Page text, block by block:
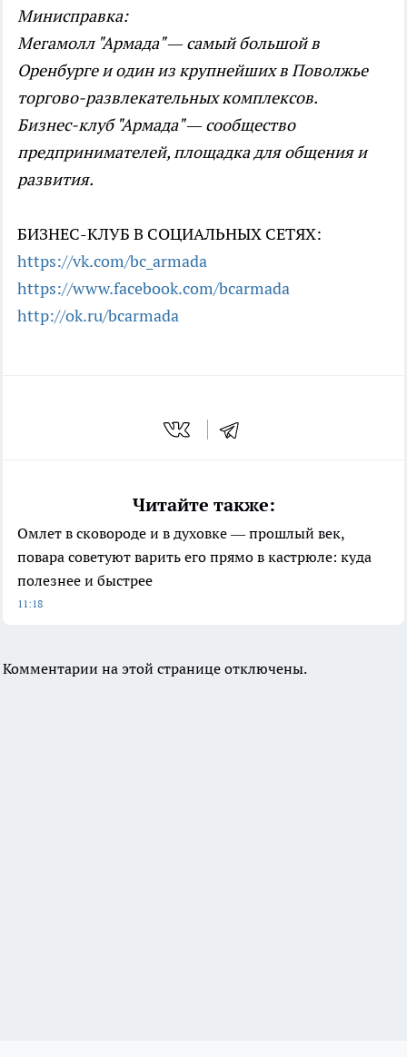
Минисправка:
Мегамолл "Армада" — самый большой в
Оренбурге и один из крупнейших в Поволжье
торгово-развлекательных комплексов.
Бизнес-клуб "Армада" — сообщество
предпринимателей, площадка для общения и
развития.
БИЗНЕС-КЛУБ В СОЦИАЛЬНЫХ СЕТЯХ:
https://vk.com/bc_armada
https://www.facebook.com/bcarmada
http://ok.ru/bcarmada
Читайте также:
Омлет в сковороде и в духовке — прошлый век,
повара советуют варить его прямо в кастрюле: куда
полезнее и быстрее
11:18
Комментарии на этой странице отключены.